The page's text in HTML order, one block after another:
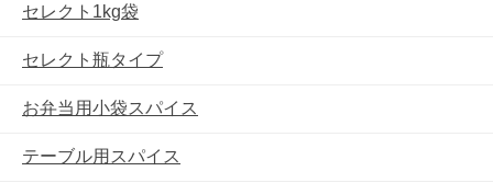
セレクト1kg袋
セレクト瓶タイプ
お弁当用小袋スパイス
テーブル用スパイス